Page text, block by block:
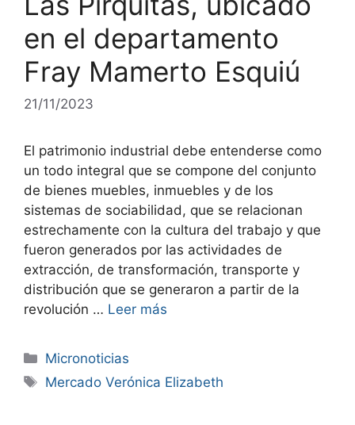
en el departamento
Fray Mamerto Esquiú
21/11/2023
El patrimonio industrial debe entenderse como
un todo integral que se compone del conjunto
de bienes muebles, inmuebles y de los
sistemas de sociabilidad, que se relacionan
estrechamente con la cultura del trabajo y que
fueron generados por las actividades de
extracción, de transformación, transporte y
distribución que se generaron a partir de la
revolución … Leer más
Micronoticias
Mercado Verónica Elizabeth